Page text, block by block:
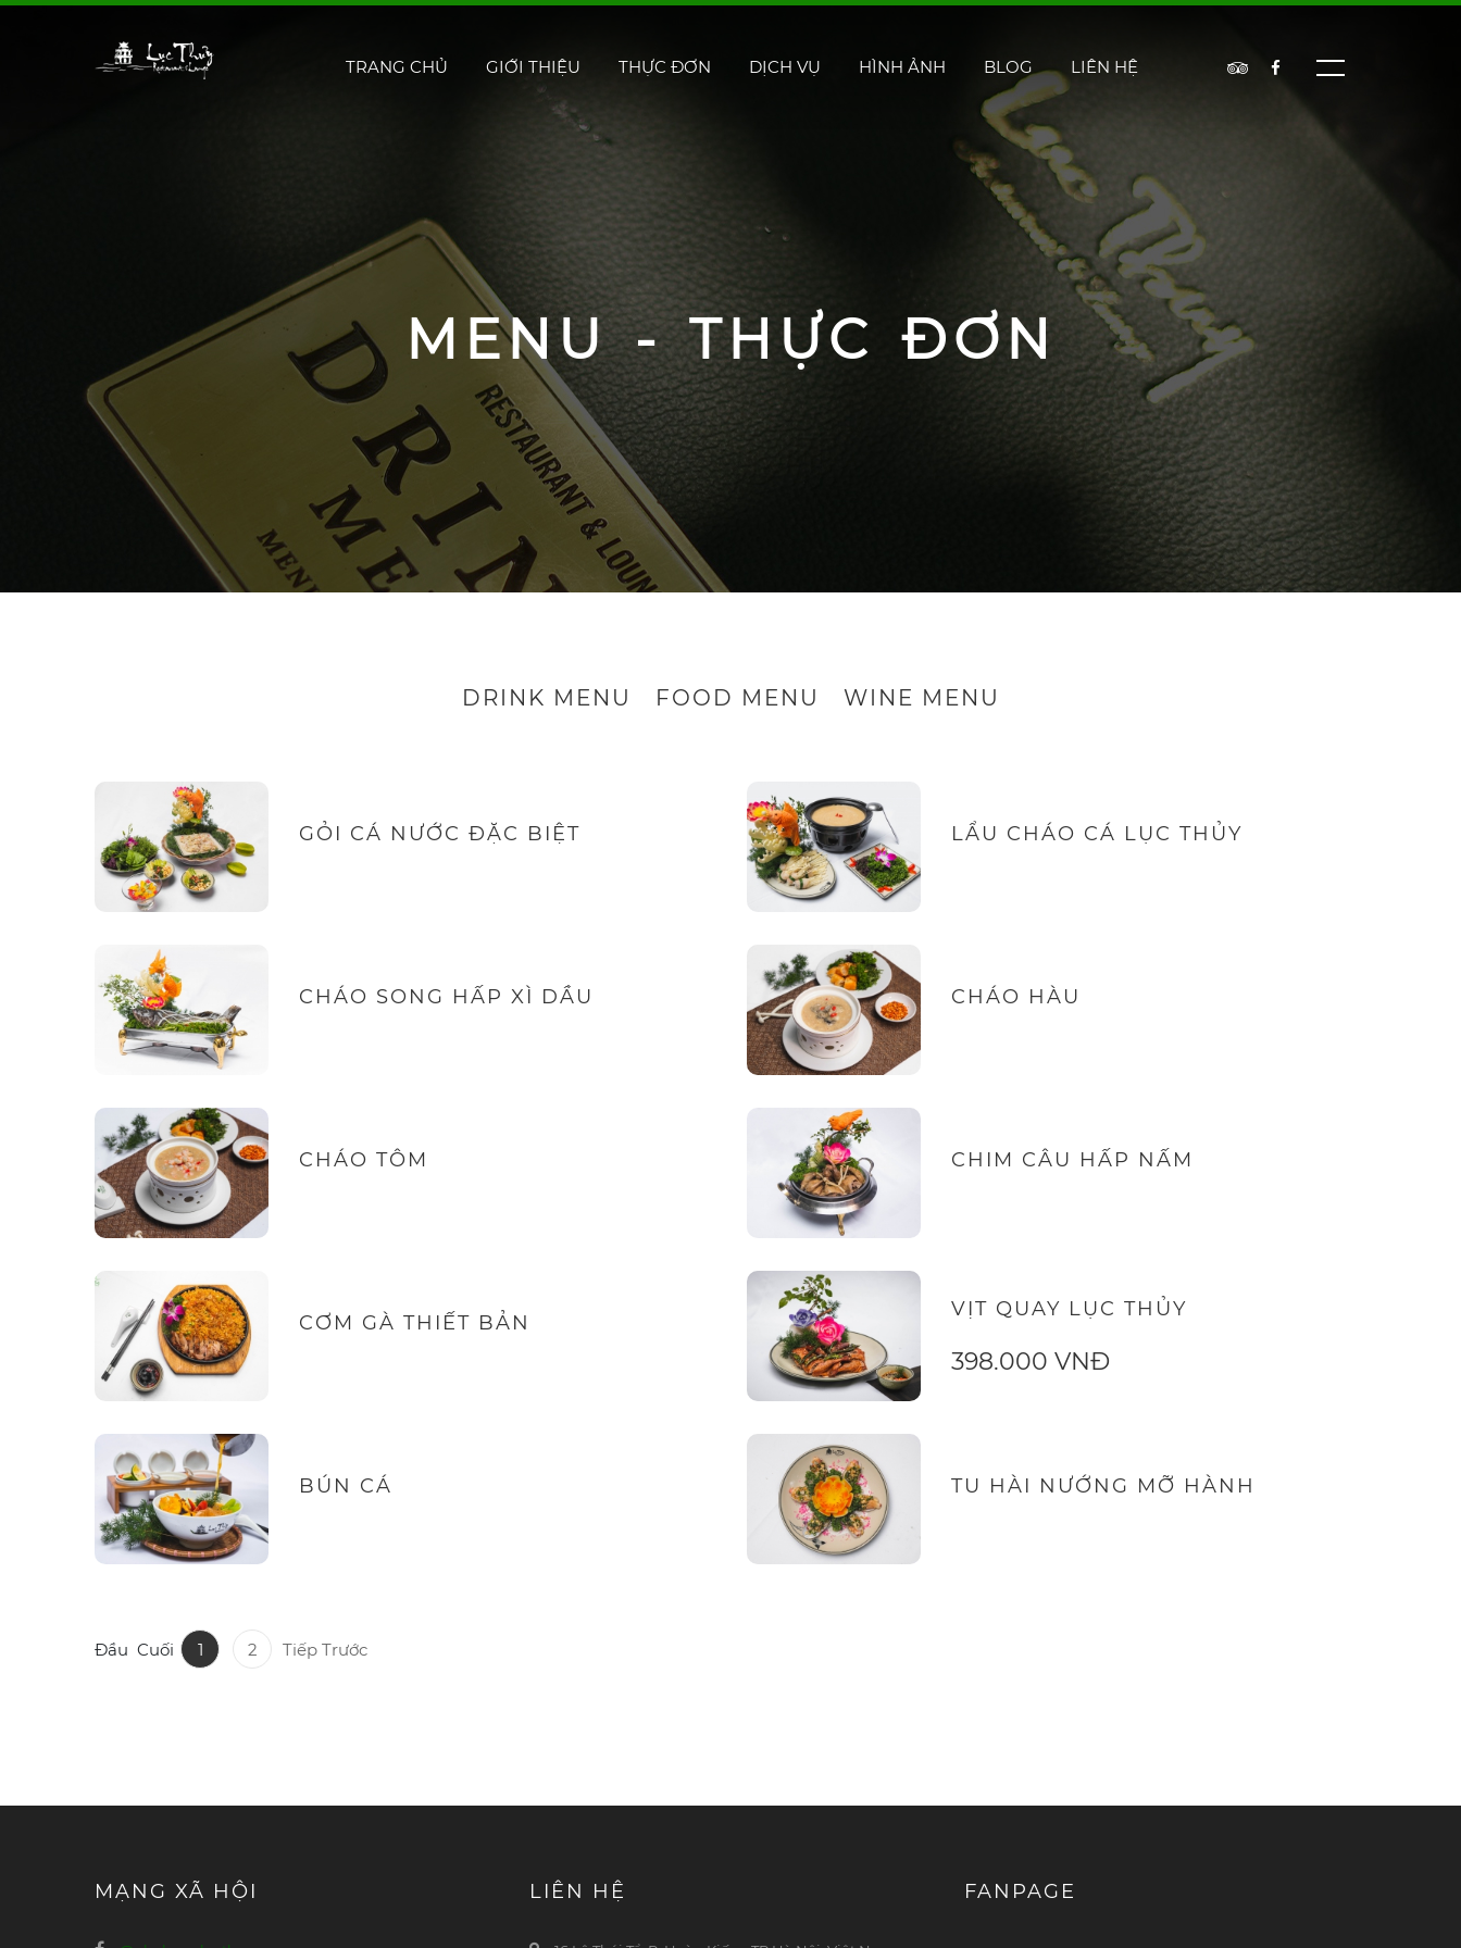
TRANG CHỦ GIỚI THIỆU THỰC ĐƠN DỊCH VỤ HÌNH ẢNH BLOG LIÊN HỆ
MENU - THỰC ĐƠN
DRINK MENU FOOD MENU WINE MENU
GỎI CÁ NƯỚC ĐẶC BIỆT
CHÁO SONG HẤP XÌ DẦU
CHÁO TÔM
CƠM GÀ THIẾT BẢN
BÚN CÁ
LẨU CHÁO CÁ LỤC THỦY
CHÁO HÀU
CHIM CÂU HẤP NẤM
VỊT QUAY LỤC THỦY
398.000 VNĐ
TU HÀI NƯỚNG MỠ HÀNH
Đầu Cuối 1 2 Tiếp Trước
MẠNG XÃ HỘI LIÊN HỆ FANPAGE